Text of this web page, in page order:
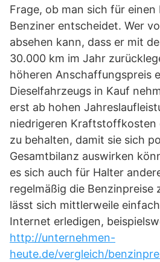
Frage, ob man sich für einen
Benziner entscheidet. Wer
absehen kann, dass er mit
30.000 km im Jahr
höheren Anschaffungspreis
Dieselfahrzeugs in Kauf
erst ab hohen
niedrigeren Kraftstoffkosten
zu behalten, damit sie sich
Gesamtbilanz auswirken
es sich auch für Halter
regelmäßig die Benzinpreise
lässt sich mittlerweile
Internet erledigen,
http://unternehmen-
heute.de/vergleich/